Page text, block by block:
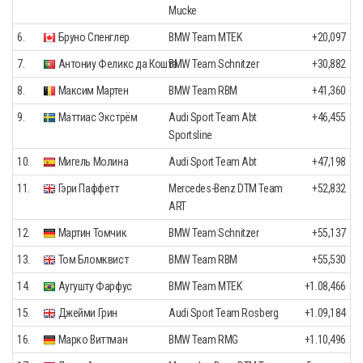
Mucke
6. Бруно Спенглер BMW Team MTEK +20,097
7. Антониу Феликс да КоштаBMW Team Schnitzer +30,882
8. Максим Мартен BMW Team RBM +41,360
9. Маттиас Экстрём
Audi Sport Team Abt
Sportsline
+46,455
10. Мигель Молина Audi Sport Team Abt +47,198
11. Гэри Паффетт
Mercedes-Benz DTM Team
ART
+52,832
12. Мартин Томчик BMW Team Schnitzer +55,137
13. Том Бломквист BMW Team RBM +55,530
14. Аугушту Фарфус BMW Team MTEK +1.08,466
15. Джейми Грин Audi Sport Team Rosberg +1.09,184
16. Марко Виттман BMW Team RMG +1.10,496